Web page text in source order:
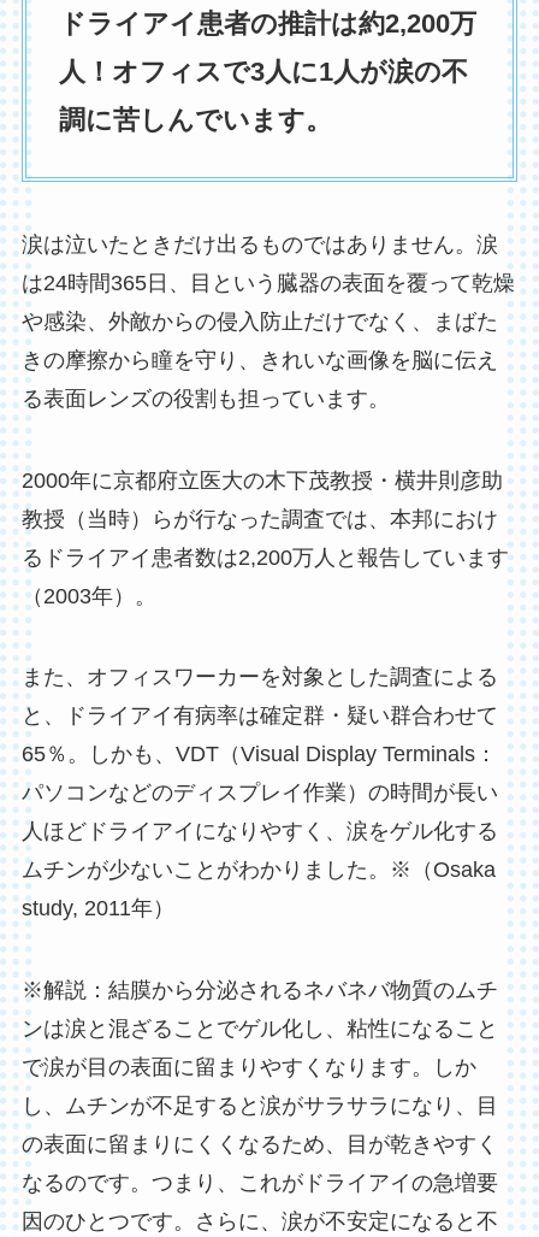
ドライアイ患者の推計は約2,200万
人！オフィスで3人に1人が涙の不
調に苦しんでいます。
涙は泣いたときだけ出るものではありません。涙
は24時間365日、目という臓器の表面を覆って乾燥
や感染、外敵からの侵入防止だけでなく、まばた
きの摩擦から瞳を守り、きれいな画像を脳に伝え
る表面レンズの役割も担っています。
2000年に京都府立医大の木下茂教授・横井則彦助
教授（当時）らが行なった調査では、本邦におけ
るドライアイ患者数は2,200万人と報告しています
（2003年）。
また、オフィスワーカーを対象とした調査による
と、ドライアイ有病率は確定群・疑い群合わせて
65％。しかも、VDT（Visual Display Terminals：
パソコンなどのディスプレイ作業）の時間が長い
人ほどドライアイになりやすく、涙をゲル化する
ムチンが少ないことがわかりました。※（Osaka
study, 2011年）
※解説：結膜から分泌されるネバネバ物質のムチ
ンは涙と混ざることでゲル化し、粘性になること
で涙が目の表面に留まりやすくなります。しか
し、ムチンが不足すると涙がサラサラになり、目
の表面に留まりにくくなるため、目が乾きやすく
なるのです。つまり、これがドライアイの急増要
因のひとつです。さらに、涙が不安定になると不